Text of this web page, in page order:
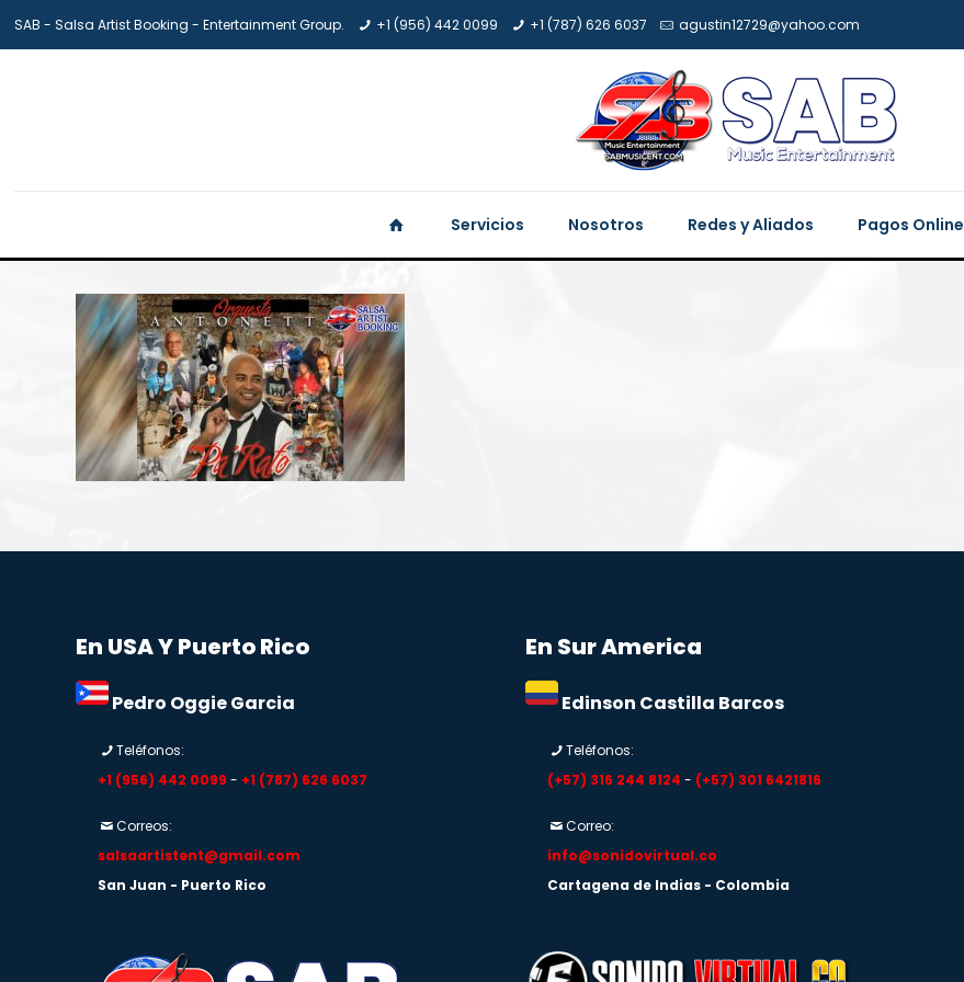
SAB - Salsa Artist Booking - Entertainment Group. +1 (956) 442 0099 +1 (787) 626 6037 agustin12729@yahoo.com
Servicios Nosotros Redes y Aliados Pagos Online
En USA Y Puerto Rico
Pedro Oggie Garcia
Teléfonos:
+1 (956) 442 0099 - +1 (787) 626 6037
Correos:
salsaartistent@gmail.com
San Juan - Puerto Rico
En Sur America
Edinson Castilla Barcos
Teléfonos:
(+57) 316 244 8124 - (+57) 301 6421816
Correo:
info@sonidovirtual.co
Cartagena de Indias - Colombia